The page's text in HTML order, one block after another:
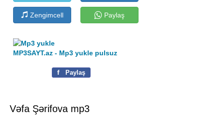
Zengimcell Paylaş
MP3SAYT.az - Mp3 yukle pulsuz
f Paylaş
Vəfa Şərifova mp3